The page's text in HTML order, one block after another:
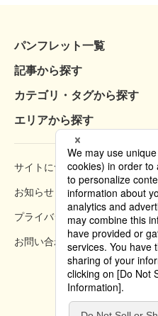
パンフレット一覧
記事から探す
カテゴリ・タグから探す
エリアから探す
サイトについて
お知らせ
プライバシーポリシー
お問い合わせ